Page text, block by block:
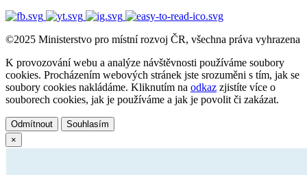
©2025 Ministerstvo pro místní rozvoj ČR, všechna práva vyhrazena
K provozování webu a analýze návštěvnosti používáme soubory
cookies. Procházením webových stránek jste srozuměni s tím, jak se
soubory cookies nakládáme. Kliknutím na odkaz zjistíte více o
souborech cookies, jak je používáme a jak je povolit či zakázat.
Odmítnout
Souhlasím
×